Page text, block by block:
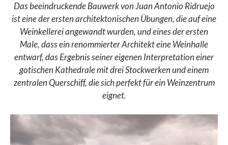
Das beeindruckende Bauwerk von Juan Antonio Ridruejo
ist eine der ersten architektonischen Übungen, die auf eine
Weinkellerei angewandt wurden, und eines der ersten
Male, dass ein renommierter Architekt eine Weinhalle
entwarf, das Ergebnis seiner eigenen Interpretation einer
gotischen Kathedrale mit drei Stockwerken und einem
zentralen Querschiff, die sich perfekt für ein Weinzentrum
eignet.